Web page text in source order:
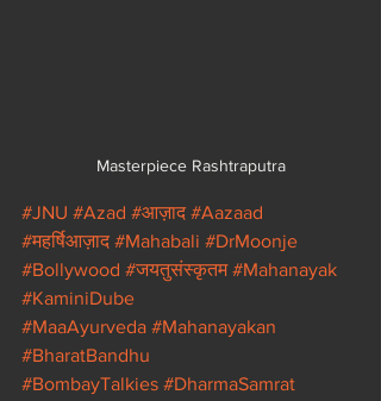
Masterpiece Rashtraputra
#JNU #Azad #आज़ाद #Aazaad
#महर्षिआज़ाद #Mahabali #DrMoonje
#Bollywood #जयतुसंस्कृतम #Mahanayak
#KaminiDube
#MaaAyurveda #Mahanayakan
#BharatBandhu
#BombayTalkies #DharmaSamrat